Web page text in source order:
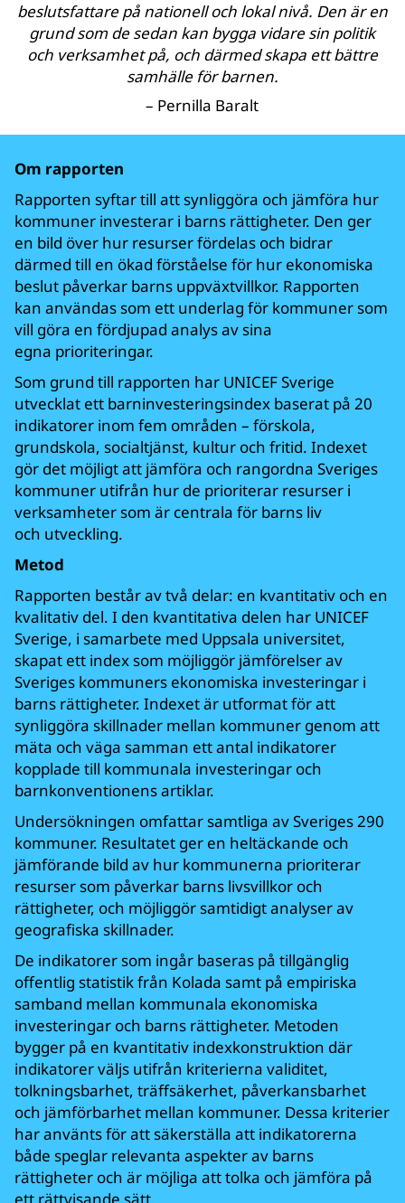
beslutsfattare på nationell och lokal nivå. Den är en
grund som de sedan kan bygga vidare sin politik
och verksamhet på, och därmed skapa ett bättre
samhälle för barnen.
– Pernilla Baralt
Om rapporten
Rapporten syftar till att synliggöra och jämföra hur
kommuner investerar i barns rättigheter. Den ger
en bild över hur resurser fördelas och bidrar
därmed till en ökad förståelse för hur ekonomiska
beslut påverkar barns uppväxtvillkor. Rapporten
kan användas som ett underlag för kommuner som
vill göra en fördjupad analys av sina
egna prioriteringar.
Som grund till rapporten har UNICEF Sverige
utvecklat ett barninvesteringsindex baserat på 20
indikatorer inom fem områden – förskola,
grundskola, socialtjänst, kultur och fritid. Indexet
gör det möjligt att jämföra och rangordna Sveriges
kommuner utifrån hur de prioriterar resurser i
verksamheter som är centrala för barns liv
och utveckling.
Metod
Rapporten består av två delar: en kvantitativ och en
kvalitativ del. I den kvantitativa delen har UNICEF
Sverige, i samarbete med Uppsala universitet,
skapat ett index som möjliggör jämförelser av
Sveriges kommuners ekonomiska investeringar i
barns rättigheter. Indexet är utformat för att
synliggöra skillnader mellan kommuner genom att
mäta och väga samman ett antal indikatorer
kopplade till kommunala investeringar och
barnkonventionens artiklar.
Undersökningen omfattar samtliga av Sveriges 290
kommuner. Resultatet ger en heltäckande och
jämförande bild av hur kommunerna prioriterar
resurser som påverkar barns livsvillkor och
rättigheter, och möjliggör samtidigt analyser av
geografiska skillnader.
De indikatorer som ingår baseras på tillgänglig
offentlig statistik från Kolada samt på empiriska
samband mellan kommunala ekonomiska
investeringar och barns rättigheter. Metoden
bygger på en kvantitativ indexkonstruktion där
indikatorer väljs utifrån kriterierna validitet,
tolkningsbarhet, träffsäkerhet, påverkansbarhet
och jämförbarhet mellan kommuner. Dessa kriterier
har använts för att säkerställa att indikatorerna
både speglar relevanta aspekter av barns
rättigheter och är möjliga att tolka och jämföra på